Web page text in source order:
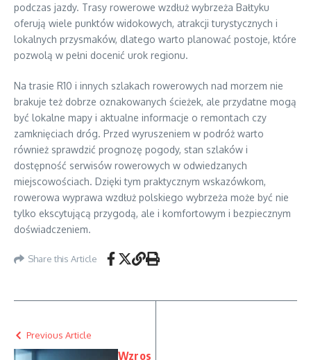
podczas jazdy. Trasy rowerowe wzdłuż wybrzeża Bałtyku
oferują wiele punktów widokowych, atrakcji turystycznych i
lokalnych przysmaków, dlatego warto planować postoje, które
pozwolą w pełni docenić urok regionu.
Na trasie R10 i innych szlakach rowerowych nad morzem nie
brakuje też dobrze oznakowanych ścieżek, ale przydatne mogą
być lokalne mapy i aktualne informacje o remontach czy
zamknięciach dróg. Przed wyruszeniem w podróż warto
również sprawdzić prognozę pogody, stan szlaków i
dostępność serwisów rowerowych w odwiedzanych
miejscowościach. Dzięki tym praktycznym wskazówkom,
rowerowa wyprawa wzdłuż polskiego wybrzeża może być nie
tylko ekscytującą przygodą, ale i komfortowym i bezpiecznym
doświadczeniem.
Share this Article
Previous Article
Wzros